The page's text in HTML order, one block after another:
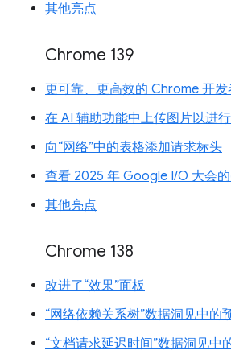
其他亮点
Chrome 139
更可靠、更高效的 Chrome 开发
在 AI 辅助功能中上传图片以进
向“网络”中的表格添加请求标头
查看 2025 年 Google I/O 大会
其他亮点
Chrome 138
改进了“效果”面板
“网络依赖关系树”数据洞见中的
“文档请求延迟时间”数据洞见中